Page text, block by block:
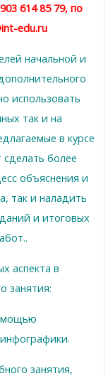
614 85 79, по
edu.ru
начальной и
использовать
так и на
в курсе
более
объяснения и
так и наладить
и итоговых
аспекта в
занятия:
занятия,